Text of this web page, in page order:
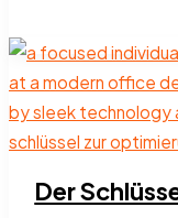
Beratung
Der